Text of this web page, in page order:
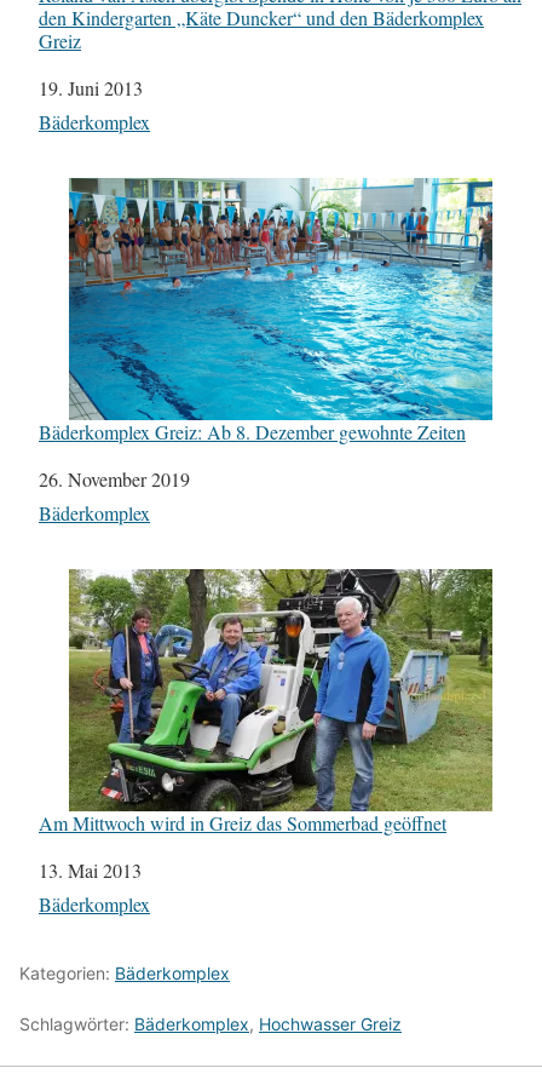
den Kindergarten „Käte Duncker“ und den Bäderkomplex
Greiz
Datum
19. Juni 2013
In Bezug auf
Bäderkomplex
Bäderkomplex Greiz: Ab 8. Dezember gewohnte Zeiten
Datum
26. November 2019
In Bezug auf
Bäderkomplex
Am Mittwoch wird in Greiz das Sommerbad geöffnet
Datum
13. Mai 2013
In Bezug auf
Bäderkomplex
Kategorien: Bäderkomplex
Schlagwörter: Bäderkomplex, Hochwasser Greiz